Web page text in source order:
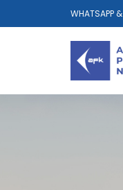
WHATSAPP